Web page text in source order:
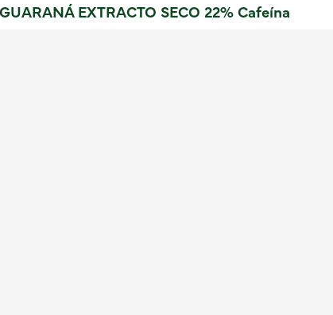
GUARANÁ EXTRACTO SECO 22% Cafeína